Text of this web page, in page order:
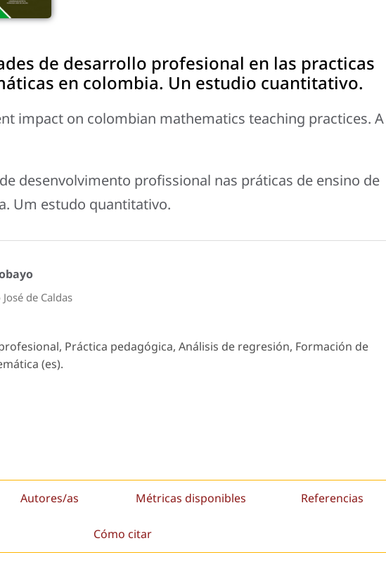
de desarrollo profesional en las practicas
en colombia. Un estudio cuantitativo.
impact on colombian mathematics teaching practices. A
desenvolvimento profissional nas práticas de ensino de
Um estudo quantitativo.
de Caldas
Práctica pedagógica, Análisis de regresión, Formación de
(es).
Autores/as Métricas disponibles Referencias
Cómo citar